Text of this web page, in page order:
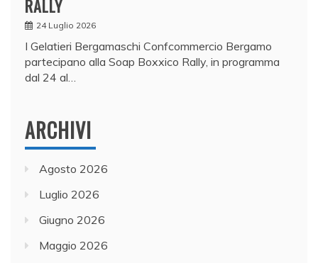
RALLY
24 Luglio 2026
I Gelatieri Bergamaschi Confcommercio Bergamo
partecipano alla Soap Boxxico Rally, in programma
dal 24 al…
ARCHIVI
Agosto 2026
Luglio 2026
Giugno 2026
Maggio 2026